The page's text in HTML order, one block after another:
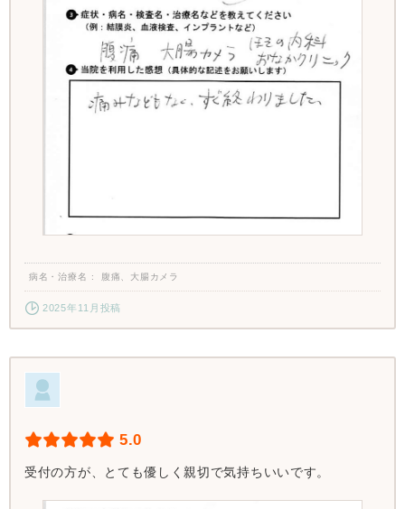
病名・治療名 腹痛、大腸カメラ
2025年11月投稿
5.0
受付の方が、とても優しく親切で気持ちいいです。